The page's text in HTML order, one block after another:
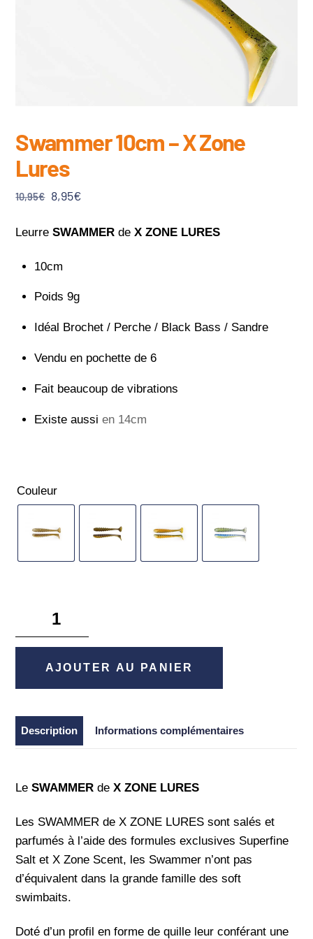
Swammer 10cm – X Zone
Lures
10,95€ Le
initial
10,95€.
8,95€Le
actuel
LeurreSWAMMERdeX ZONE LURES
10cm
Poids 9g
Idéal Brochet / Perche / Black Bass / Sandre
Vendu en pochette de 6
Fait beaucoup de vibrations
Existe aussien 14cm
Couleur
quantité
Swammer
-
Zone
Lures
AJOUTER AU PANIER
Description Informations complémentaires
LeSWAMMERdeX ZONE LURES
Les SWAMMER de X ZONE LURES sont salés et
parfumés à l’aide des formules exclusives Superfine
Salt et X Zone Scent, les Swammer n’ont pas
d’équivalent dans la grande famille des soft
swimbaits.
Doté d’un profil en forme de quille leur conférant une